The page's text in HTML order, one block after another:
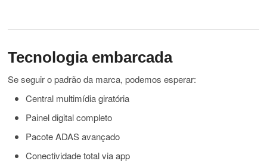
Tecnologia embarcada
Se seguir o padrão da marca, podemos esperar:
Central multimídia giratória
Painel digital completo
Pacote ADAS avançado
Conectividade total via app